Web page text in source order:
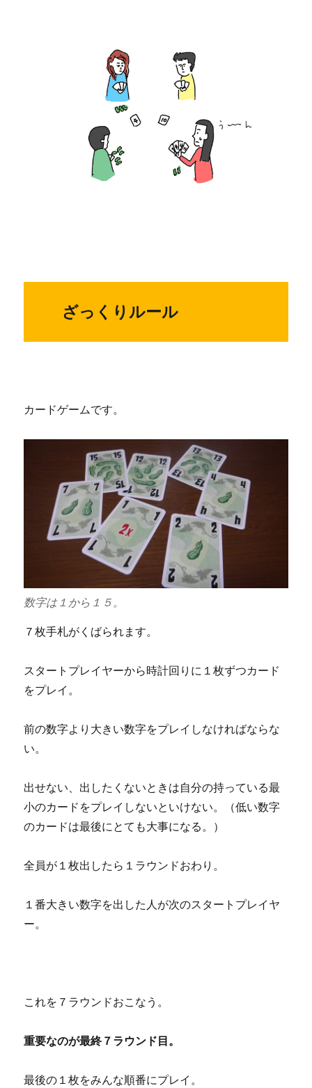
ざっくりルール
カードゲームです。
数字は１から１５。
７枚手札がくばられます。
スタートプレイヤーから時計回りに１枚ずつカード
をプレイ。
前の数字より大きい数字をプレイしなければならな
い。
出せない、出したくないときは自分の持っている最
小のカードをプレイしないといけない。（低い数字
のカードは最後にとても大事になる。）
全員が１枚出したら１ラウンドおわり。
１番大きい数字を出した人が次のスタートプレイヤ
ー。
これを７ラウンドおこなう。
重要なのが最終７ラウンド目。
最後の１枚をみんな順番にプレイ。